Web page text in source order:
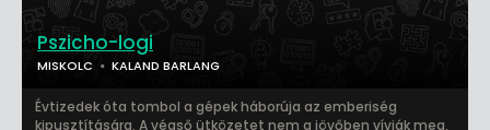
Pszicho-logi
MISKOLC KALAND BARLANG
Évtizedek óta tombol a gépek háborúja az emberiség
kipusztítására. A végső ütközetet nem a jövőben vívják meg,